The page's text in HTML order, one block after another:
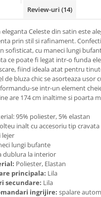
Review-uri (14)
eleganta Celeste din satin este
prin stil si rafinament.
sofisticat, cu maneci lungi
ce poate fi legat intr-o funda
fiind ideala atat pentru
de bluza chic se asorteaza usor
se intr-un element
are 174 cm inaltime si poarta
95% poliester, 5% elastan
inalt cu accesoriu tip cravata
lejer
lungi bufante
dublura la interior
Poliester, Elastan
principala: Lila
secundare: Lila
ingrijire: spalare